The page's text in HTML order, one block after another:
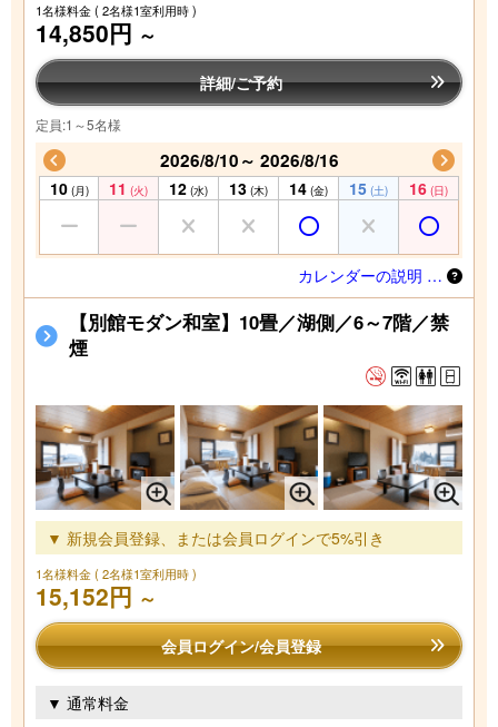
1名様料金( 2名様1室利用時 )
14,850円 ～
詳細/ご予約
定員:1～5名様
2026/8/10～ 2026/8/16
10 (月) 11 (火) 12 (水) 13 (木) 14 (金) 15 (土) 16 (日)
カレンダーの説明 …
【別館モダン和室】10畳／湖側／6～7階／禁
煙
▼ 新規会員登録、または会員ログインで5%引き
1名様料金( 2名様1室利用時 )
15,152円 ～
会員ログイン/会員登録
▼ 通常料金